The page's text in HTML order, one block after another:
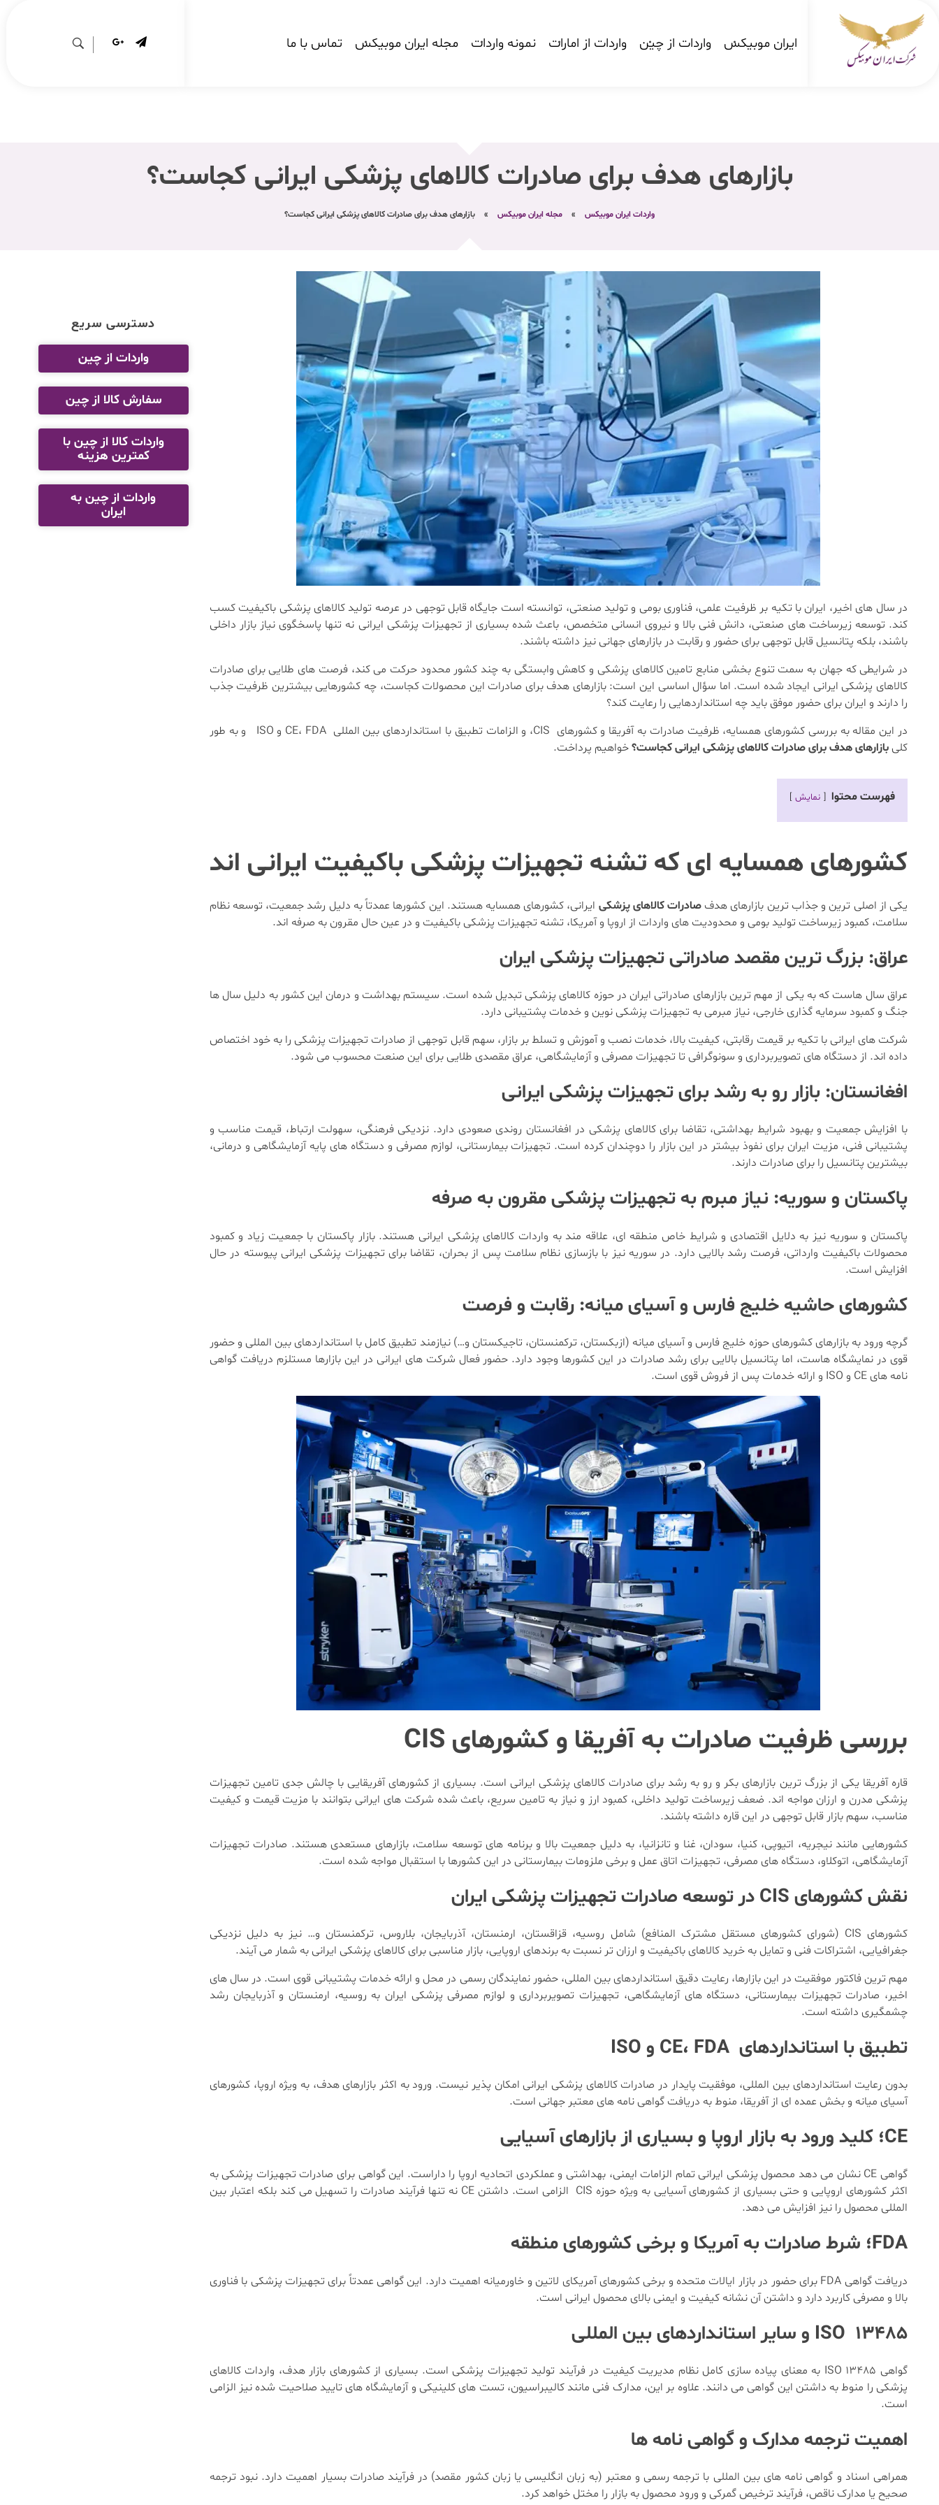
ایران موبیکس واردات از چین واردات از امارات نمونه واردات مجله ایران موبیکس تماس با ما
بازارهای هدف برای صادرات کالاهای پزشکی ایرانی کجاست؟
واردات ایران موبیکس » مجله ایران موبیکس » بازارهای هدف برای صادرات کالاهای پزشکی ایرانی کجاست؟
در سال های اخیر، ایران با تکیه بر ظرفیت علمی، فناوری بومی و تولید صنعتی، توانسته است جایگاه قابل توجهی در عرصه تولید کالاهای پزشکی باکیفیت کسب
کند. توسعه زیرساخت های صنعتی، دانش فنی بالا و نیروی انسانی متخصص، باعث شده بسیاری از تجهیزات پزشکی ایرانی نه تنها پاسخگوی نیاز بازار داخلی
باشند، بلکه پتانسیل قابل توجهی برای حضور و رقابت در بازارهای جهانی نیز داشته باشند.
در شرایطی که جهان به سمت تنوع بخشی منابع تامین کالاهای پزشکی و کاهش وابستگی به چند کشور محدود حرکت می کند، فرصت های طلایی برای صادرات
کالاهای پزشکی ایرانی ایجاد شده است. اما سؤال اساسی این است: بازارهای هدف برای صادرات این محصولات کجاست، چه کشورهایی بیشترین ظرفیت جذب
را دارند و ایران برای حضور موفق باید چه استانداردهایی را رعایت کند؟
در این مقاله به بررسی کشورهای همسایه، ظرفیت صادرات به آفریقا و کشورهای CIS، و الزامات تطبیق با استانداردهای بین المللی CE، FDA و ISO و به طور
کلی بازارهای هدف برای صادرات کالاهای پزشکی ایرانی کجاست؟خواهیم پرداخت.
فهرست محتوا نمایش
کشورهای همسایه ای که تشنه تجهیزات پزشکی باکیفیت ایرانی اند
یکی از اصلی ترین و جذاب ترین بازارهای هدف صادرات کالاهای پزشکی ایرانی، کشورهای همسایه هستند. این کشورها عمدتاً به دلیل رشد جمعیت، توسعه نظام
سلامت، کمبود زیرساخت تولید بومی و محدودیت های واردات از اروپا و آمریکا، تشنه تجهیزات پزشکی باکیفیت و در عین حال مقرون به صرفه اند.
عراق: بزرگ ترین مقصد صادراتی تجهیزات پزشکی ایران
عراق سال هاست که به یکی از مهم ترین بازارهای صادراتی ایران در حوزه کالاهای پزشکی تبدیل شده است. سیستم بهداشت و درمان این کشور به دلیل سال ها
جنگ و کمبود سرمایه گذاری خارجی، نیاز مبرمی به تجهیزات پزشکی نوین و خدمات پشتیبانی دارد.
شرکت های ایرانی با تکیه بر قیمت رقابتی، کیفیت بالا، خدمات نصب و آموزش و تسلط بر بازار، سهم قابل توجهی از صادرات تجهیزات پزشکی را به خود اختصاص
داده اند. از دستگاه های تصویربرداری و سونوگرافی تا تجهیزات مصرفی و آزمایشگاهی، عراق مقصدی طلایی برای این صنعت محسوب می شود.
افغانستان: بازار رو به رشد برای تجهیزات پزشکی ایرانی
با افزایش جمعیت و بهبود شرایط بهداشتی، تقاضا برای کالاهای پزشکی در افغانستان روندی صعودی دارد. نزدیکی فرهنگی، سهولت ارتباط، قیمت مناسب و
پشتیبانی فنی، مزیت ایران برای نفوذ بیشتر در این بازار را دوچندان کرده است. تجهیزات بیمارستانی، لوازم مصرفی و دستگاه های پایه آزمایشگاهی و درمانی،
بیشترین پتانسیل را برای صادرات دارند.
پاکستان و سوریه: نیاز مبرم به تجهیزات پزشکی مقرون به صرفه
پاکستان و سوریه نیز به دلایل اقتصادی و شرایط خاص منطقه ای، علاقه مند به واردات کالاهای پزشکی ایرانی هستند. بازار پاکستان با جمعیت زیاد و کمبود
محصولات باکیفیت وارداتی، فرصت رشد بالایی دارد. در سوریه نیز با بازسازی نظام سلامت پس از بحران، تقاضا برای تجهیزات پزشکی ایرانی پیوسته در حال
افزایش است.
کشورهای حاشیه خلیج فارس و آسیای میانه: رقابت و فرصت
گرچه ورود به بازارهای کشورهای حوزه خلیج فارس و آسیای میانه (ازبکستان، ترکمنستان، تاجیکستان و…) نیازمند تطبیق کامل با استانداردهای بین المللی و حضور
قوی در نمایشگاه هاست، اما پتانسیل بالایی برای رشد صادرات در این کشورها وجود دارد. حضور فعال شرکت های ایرانی در این بازارها مستلزم دریافت گواهی
نامه های CE و ISO و ارائه خدمات پس از فروش قوی است.
بررسی ظرفیت صادرات به آفریقا و کشورهای CIS
قاره آفریقا یکی از بزرگ ترین بازارهای بکر و رو به رشد برای صادرات کالاهای پزشکی ایرانی است. بسیاری از کشورهای آفریقایی با چالش جدی تامین تجهیزات
پزشکی مدرن و ارزان مواجه اند. ضعف زیرساخت تولید داخلی، کمبود ارز و نیاز به تامین سریع، باعث شده شرکت های ایرانی بتوانند با مزیت قیمت و کیفیت
مناسب، سهم بازار قابل توجهی در این قاره داشته باشند.
کشورهایی مانند نیجریه، اتیوپی، کنیا، سودان، غنا و تانزانیا، به دلیل جمعیت بالا و برنامه های توسعه سلامت، بازارهای مستعدی هستند. صادرات تجهیزات
آزمایشگاهی، اتوکلاو، دستگاه های مصرفی، تجهیزات اتاق عمل و برخی ملزومات بیمارستانی در این کشورها با استقبال مواجه شده است.
نقش کشورهای CIS در توسعه صادرات تجهیزات پزشکی ایران
کشورهای CIS (شورای کشورهای مستقل مشترک المنافع) شامل روسیه، قزاقستان، ارمنستان، آذربایجان، بلاروس، ترکمنستان و… نیز به دلیل نزدیکی
جغرافیایی، اشتراکات فنی و تمایل به خرید کالاهای باکیفیت و ارزان تر نسبت به برندهای اروپایی، بازار مناسبی برای کالاهای پزشکی ایرانی به شمار می آیند.
مهم ترین فاکتور موفقیت در این بازارها، رعایت دقیق استانداردهای بین المللی، حضور نمایندگان رسمی در محل و ارائه خدمات پشتیبانی قوی است. در سال های
اخیر، صادرات تجهیزات بیمارستانی، دستگاه های آزمایشگاهی، تجهیزات تصویربرداری و لوازم مصرفی پزشکی ایران به روسیه، ارمنستان و آذربایجان رشد
چشمگیری داشته است.
تطبیق با استانداردهای CE، FDA و ISO
بدون رعایت استانداردهای بین المللی، موفقیت پایدار در صادرات کالاهای پزشکی ایرانی امکان پذیر نیست. ورود به اکثر بازارهای هدف، به ویژه اروپا، کشورهای
آسیای میانه و بخش عمده ای از آفریقا، منوط به دریافت گواهی نامه های معتبر جهانی است.
CE؛ کلید ورود به بازار اروپا و بسیاری از بازارهای آسیایی
گواهی CE نشان می دهد محصول پزشکی ایرانی تمام الزامات ایمنی، بهداشتی و عملکردی اتحادیه اروپا را داراست. این گواهی برای صادرات تجهیزات پزشکی به
اکثر کشورهای اروپایی و حتی بسیاری از کشورهای آسیایی به ویژه حوزه CIS الزامی است. داشتن CE نه تنها فرآیند صادرات را تسهیل می کند بلکه اعتبار بین
المللی محصول را نیز افزایش می دهد.
FDA؛ شرط صادرات به آمریکا و برخی کشورهای منطقه
دریافت گواهی FDA برای حضور در بازار ایالات متحده و برخی کشورهای آمریکای لاتین و خاورمیانه اهمیت دارد. این گواهی عمدتاً برای تجهیزات پزشکی با فناوری
بالا و مصرفی کاربرد دارد و داشتن آن نشانه کیفیت و ایمنی بالای محصول ایرانی است.
ISO 13485 و سایر استانداردهای بین المللی
گواهی ISO 13485 به معنای پیاده سازی کامل نظام مدیریت کیفیت در فرآیند تولید تجهیزات پزشکی است. بسیاری از کشورهای بازار هدف، واردات کالاهای
پزشکی را منوط به داشتن این گواهی می دانند. علاوه بر این، مدارک فنی مانند کالیبراسیون، تست های کلینیکی و آزمایشگاه های تایید صلاحیت شده نیز الزامی
است.
اهمیت ترجمه مدارک و گواهی نامه ها
همراهی اسناد و گواهی نامه های بین المللی با ترجمه رسمی و معتبر (به زبان انگلیسی یا زبان کشور مقصد) در فرآیند صادرات بسیار اهمیت دارد. نبود ترجمه
صحیح یا مدارک ناقص، فرآیند ترخیص گمرکی و ورود محصول به بازار را مختل خواهد کرد.
دسترسی سریع
واردات از چین
سفارش کالا از چین
واردات کالا از چین با
کمترین هزینه
واردات از چین به
ایران